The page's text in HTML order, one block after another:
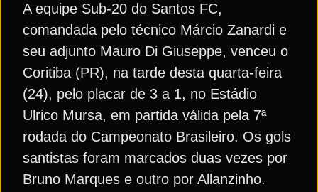
A equipe Sub-20 do Santos FC,
comandada pelo técnico Márcio Zanardi e
seu adjunto Mauro Di Giuseppe, venceu o
Coritiba (PR), na tarde desta quarta-feira
(24), pelo placar de 3 a 1, no Estádio
Ulrico Mursa, em partida válida pela 7ª
rodada do Campeonato Brasileiro. Os gols
santistas foram marcados duas vezes por
Bruno Marques e outro por Allanzinho.